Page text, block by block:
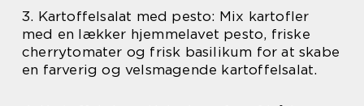
3. Kartoffelsalat med pesto: Mix kartofler
med en lækker hjemmelavet pesto, friske
cherrytomater og frisk basilikum for at skabe
en farverig og velsmagende kartoffelsalat.